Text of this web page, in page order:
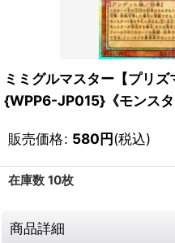
ミミグルマスター【プリズ
{WPP6-JP015}《モンスタ
販売価格: 580円(税込)
在庫数 10枚
商品詳細